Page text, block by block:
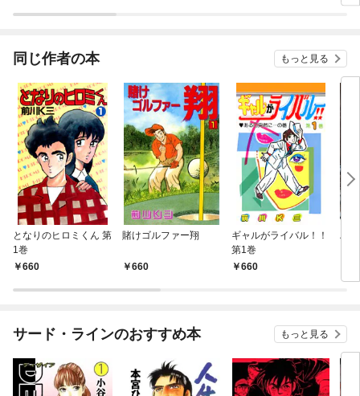
事
同じ作者の本 もっと見る
となりのヒロミくん 第
1巻
660
賭けゴルファー翔
660
ギャルがライバル！！
第1巻
660
ハ
サード・ラインのおすすめ本 もっと見る